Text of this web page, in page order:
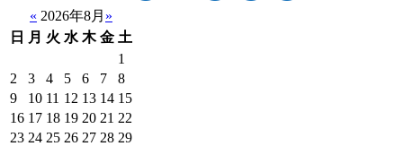
« 2026年8月 »
日
月 火 水 木 金 土
1
2
3 4 5 6 7
8
9
10 11 12 13 14 15
16 17 18 19 20 21 22
23 24 25 26 27 28 29